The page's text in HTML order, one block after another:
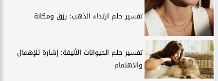
تفسير حلم ارتداء الذهب: رزق ومكانة
تفسير حلم الحيوانات الأليفة: إشارة للإهمال
والاهتمام